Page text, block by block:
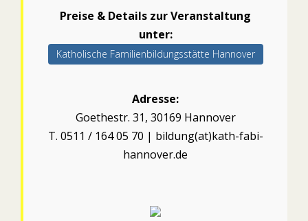
Preise & Details zur Veranstaltung
unter:
Katholische Familienbildungsstätte Hannover
Adresse:
Goethestr. 31, 30169 Hannover
T. 0511 / 164 05 70 | bildung(at)kath-fabi-
hannover.de